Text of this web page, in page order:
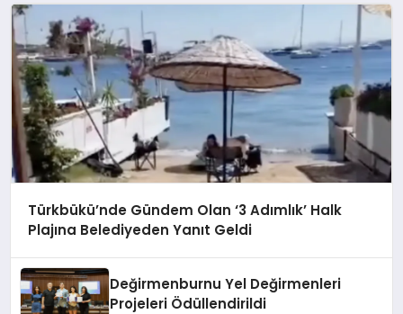
Türkbükü’nde Gündem Olan ‘3 Adımlık’ Halk
Plajına Belediyeden Yanıt Geldi
Değirmenburnu Yel Değirmenleri
Projeleri Ödüllendirildi